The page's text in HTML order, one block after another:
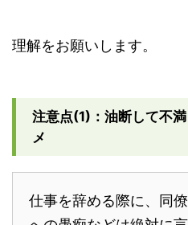
理解をお願いします。
注意点(1)：油断して不
メ
仕事を辞める際に、同